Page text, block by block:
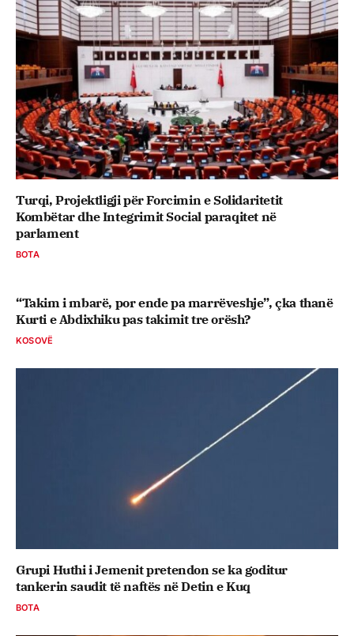
Turqi, Projektligji për Forcimin e Solidaritetit
Kombëtar dhe Integrimit Social paraqitet në
parlament
BOTA
“Takim i mbarë, por ende pa marrëveshje”, çka thanë
Kurti e Abdixhiku pas takimit tre orësh?
KOSOVË
Grupi Huthi i Jemenit pretendon se ka goditur
tankerin saudit të naftës në Detin e Kuq
BOTA